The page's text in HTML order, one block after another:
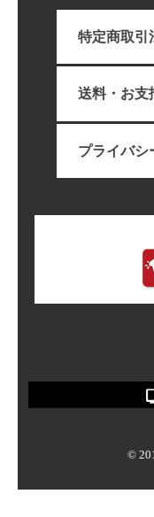
特定商取引
送料・お支
プライバシ
©